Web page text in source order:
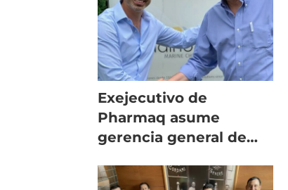
Exejecutivo de
Pharmaq asume
gerencia general de